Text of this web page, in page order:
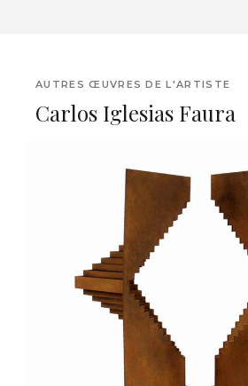
AUTRES ŒUVRES DE L'ARTISTE
Carlos Iglesias Faura